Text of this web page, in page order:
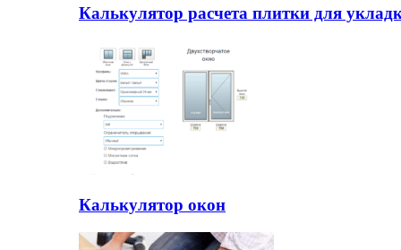
Калькулятор расчета плитки для
Калькулятор окон